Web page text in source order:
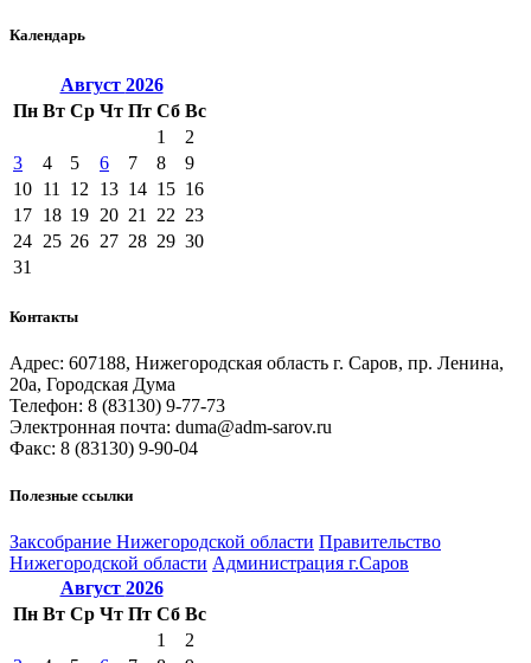
Календарь
Август 2026
Пн Вт Ср Чт Пт Сб Вс
1
2
3
4 5 6 7 8
9
10 11 12 13 14 15 16
17 18 19 20 21 22 23
24 25 26 27 28 29 30
31
Контакты
Адрес: 607188, Нижегородская область г. Саров, пр. Ленина,
20а, Городская Дума
Телефон: 8 (83130) 9-77-73
Электронная почта: duma@adm-sarov.ru
Факс: 8 (83130) 9-90-04
Полезные ссылки
Закcобрание Нижегородской области Правительство
Нижегородской области Администрация г.Саров
Август 2026
Пн Вт Ср Чт Пт Сб Вс
1
2